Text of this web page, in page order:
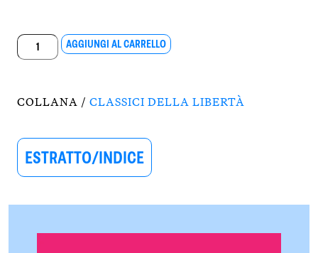
Sparta
e
AGGIUNGI AL CARRELLO
COLLANA / CLASSICI DELLA LIBERTÀ
ESTRATTO/INDICE